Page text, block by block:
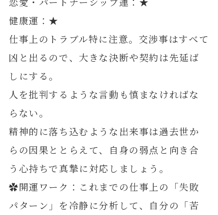
健康運：★
仕事上のトラブル特に注意。交渉事はすべて
凶と出るので、大きな決断や契約は先延ば
しにする。
人を批判するような言動も慎まなければな
らない。
精神的に落ち込むような出来事は過去世か
らの因果ととらえて、自身の弱点と向き合
う心持ちで真摯に対応しましょう。
✿開運ワーク：これまでの仕事上の「失敗
パターン」を冷静に分析して、自分の「苦